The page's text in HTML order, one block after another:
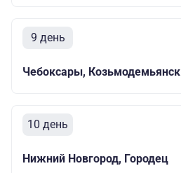
9 день
Чебоксары, Козьмодемьянск
10 день
Нижний Новгород, Городец